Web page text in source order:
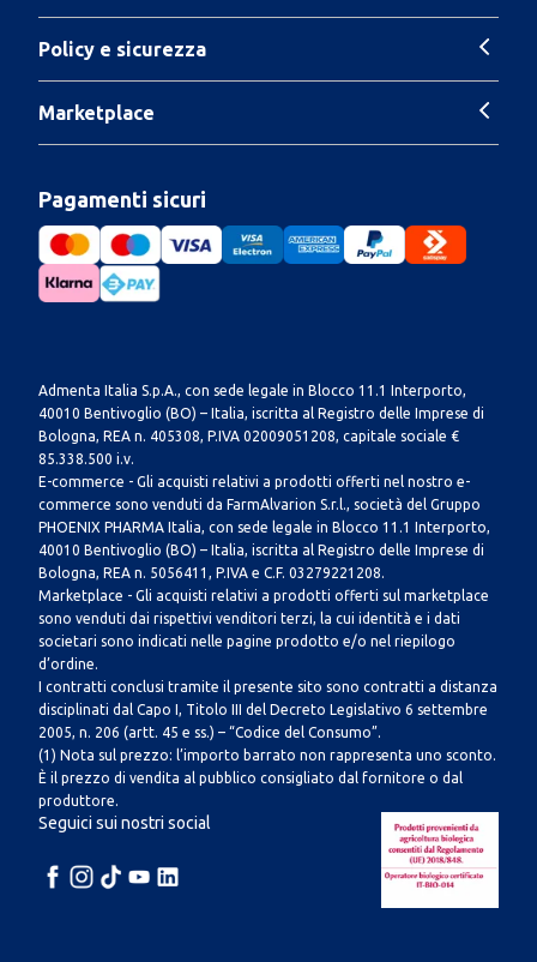
Policy e sicurezza
Marketplace
Pagamenti sicuri
Admenta Italia S.p.A., con sede legale in Blocco 11.1 Interporto,
40010 Bentivoglio (BO) – Italia, iscritta al Registro delle Imprese di
Bologna, REA n. 405308, P.IVA 02009051208, capitale sociale €
85.338.500 i.v.
E-commerce - Gli acquisti relativi a prodotti offerti nel nostro e-
commerce sono venduti da FarmAlvarion S.r.l., società del Gruppo
PHOENIX PHARMA Italia, con sede legale in Blocco 11.1 Interporto,
40010 Bentivoglio (BO) – Italia, iscritta al Registro delle Imprese di
Bologna, REA n. 5056411, P.IVA e C.F. 03279221208.
Marketplace - Gli acquisti relativi a prodotti offerti sul marketplace
sono venduti dai rispettivi venditori terzi, la cui identità e i dati
societari sono indicati nelle pagine prodotto e/o nel riepilogo
d’ordine.
I contratti conclusi tramite il presente sito sono contratti a distanza
disciplinati dal Capo I, Titolo III del Decreto Legislativo 6 settembre
2005, n. 206 (artt. 45 e ss.) – “Codice del Consumo”.
(1) Nota sul prezzo: l’importo barrato non rappresenta uno sconto.
È il prezzo di vendita al pubblico consigliato dal fornitore o dal
produttore.
Seguici sui nostri social